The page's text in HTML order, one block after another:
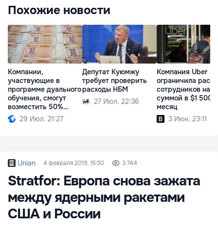
Похожие новости
Компании,
участвующие в
программе дуального
обучения, смогут
возместить 50%
расходов
29 Июл. 21:27
Депутат Куюмжу
требует проверить
расходы НБМ
27 Июл. 22:36
Компания Uber
ограничила
сотрудников на
суммой в $1 500 в
месяц
3 Июн. 23:11
Unian 4 февраля 2019, 15:50 3 744
Stratfor: Европа снова зажата
между ядерными ракетами
США и России